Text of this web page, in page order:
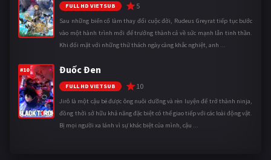
FULL HD VIETSUB 5
Sau những biến cố làm thay đổi cuộc đời, Rudeus Greyrat tiếp tục bước
vào một hành trình mới để trưởng thành cả về sức mạnh lẫn tinh thần.
Khi đối mặt với những thử thách ngày càng khắc nghiệt, anh ...
#10 Đuốc Đen
FULL HD VIETSUB 10
Jirô là một cậu bé được ông nuôi dưỡng và rèn luyện để trở thành ninja,
đồng thời sở hữu khả năng đặc biệt có thể giao tiếp với các loài động vật.
Bị mọi người xa lánh vì sự khác biệt của mình, cậu ...